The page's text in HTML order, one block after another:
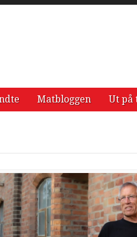
Matbloggen Ut på